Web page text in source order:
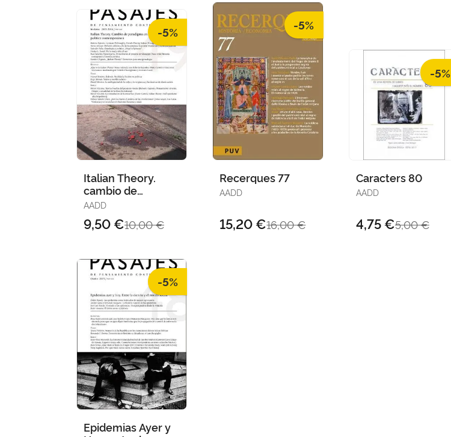
-5%
Italian Theory.
cambio de
Paradigma en la
Contemporanea
AADD
10,00 €
9,50 €
-5%
Recerques 77
AADD
16,00 €
15,20 €
-5%
Caracters 80
AADD
5,00 €
4,75 €
-5%
Epidemias Ayer y